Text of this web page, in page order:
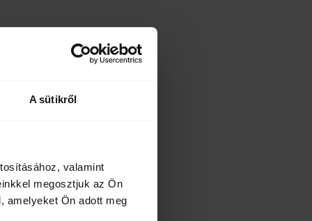
A sütikről
valamint
megosztjuk az Ön
amelyeket Ön adott meg